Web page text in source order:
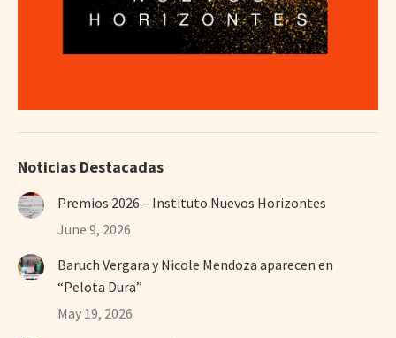
Noticias Destacadas
Premios 2026 – Instituto Nuevos Horizontes
June 9, 2026
Baruch Vergara y Nicole Mendoza aparecen en
“Pelota Dura”
May 19, 2026